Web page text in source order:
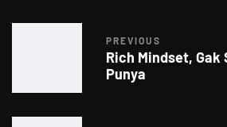
PREVIOUS
Rich Mindset, Gak
Punya